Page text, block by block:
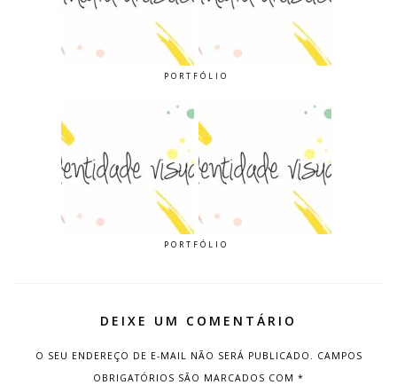
PORTFÓLIO
PORTFÓLIO
DEIXE UM COMENTÁRIO
O SEU ENDEREÇO DE E-MAIL NÃO SERÁ PUBLICADO. CAMPOS
OBRIGATÓRIOS SÃO MARCADOS COM *